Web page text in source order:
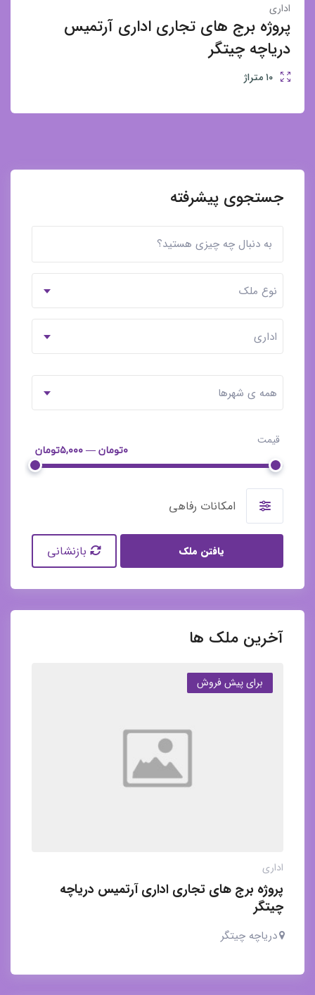
اداری
پروژه برج های تجاری اداری آرتمیس
دریاچه چیتگر
۱۰متراژ
جستجوی پیشرفته
نوع ملک
اداری
همه ی شهرها
قیمت
۰تومان — ۵,۰۰۰تومان
امکانات رفاهی
یافتن ملک
آخرین ملک ها
برای پیش فروش
اداری
پروژه برج های تجاری اداری آرتمیس دریاچه
چیتگر
دریاچه چیتگر